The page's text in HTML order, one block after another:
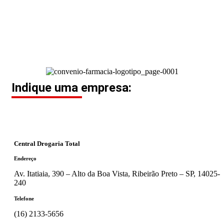
Indique uma empresa:
Central Drogaria Total
Endereço
Av. Itatiaia, 390 – Alto da Boa Vista, Ribeirão Preto – SP, 14025-
240
Telefone
(16) 2133-5656